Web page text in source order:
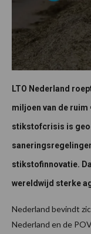
LTO Nederland
miljoen van de ruim
stikstofcrisis is
stikstofinnovatie.
wereldwijd sterke
Nederland bevindt
Nederland en de